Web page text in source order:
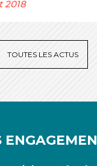
2018
TOUTES LES ACTUS